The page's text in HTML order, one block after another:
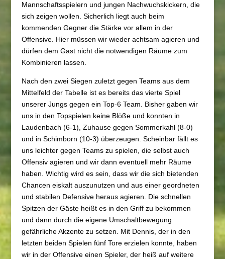
Mannschaftsspielern und jungen Nachwuchskickern, die
sich zeigen wollen. Sicherlich liegt auch beim
kommenden Gegner die Stärke vor allem in der
Offensive. Hier müssen wir wieder achtsam agieren und
dürfen dem Gast nicht die notwendigen Räume zum
Kombinieren lassen.
Nach den zwei Siegen zuletzt gegen Teams aus dem
Mittelfeld der Tabelle ist es bereits das vierte Spiel
unserer Jungs gegen ein Top-6 Team. Bisher gaben wir
uns in den Topspielen keine Blöße und konnten in
Laudenbach (6-1), Zuhause gegen Sommerkahl (8-0)
und in Schimborn (10-3) überzeugen. Scheinbar fällt es
uns leichter gegen Teams zu spielen, die selbst auch
Offensiv agieren und wir dann eventuell mehr Räume
haben. Wichtig wird es sein, dass wir die sich bietenden
Chancen eiskalt auszunutzen und aus einer geordneten
und stabilen Defensive heraus agieren. Die schnellen
Spitzen der Gäste heißt es in den Griff zu bekommen
und dann durch die eigene Umschaltbewegung
gefährliche Akzente zu setzen. Mit Dennis, der in den
letzten beiden Spielen fünf Tore erzielen konnte, haben
wir in der Offensive einen Spieler, der heiß auf weitere